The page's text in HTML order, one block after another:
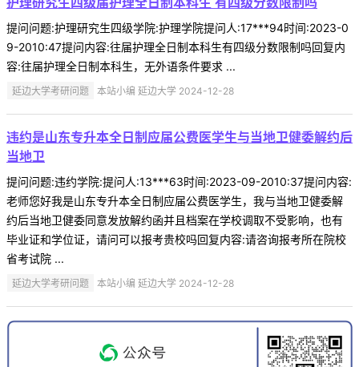
提问问题:护理研究生四级学院:护理学院提问人:17***94时间:2023-0
9-2010:47提问内容:往届护理全日制本科生有四级分数限制吗回复内
容:往届护理全日制本科生，无外语条件要求 ...
延边大学考研问题 本站小编 延边大学 2024-12-28
违约是山东专升本全日制应届公费医学生与当地卫健委解约后
当地卫
提问问题:违约学院:提问人:13***63时间:2023-09-2010:37提问内容:
老师您好我是山东专升本全日制应届公费医学生，我与当地卫健委解
约后当地卫健委同意发放解约函并且档案在学校调取不受影响，也有
毕业证和学位证，请问可以报考贵校吗回复内容:请咨询报考所在院校
省考试院 ...
延边大学考研问题 本站小编 延边大学 2024-12-28